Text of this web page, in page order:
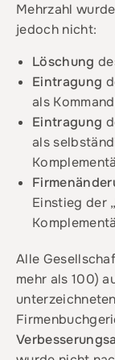
Mehrzahl
jedoch nicht:
Löschung
Eintragung
als
Eintragung
als
Einstieg der
Alle
mehr als 100)